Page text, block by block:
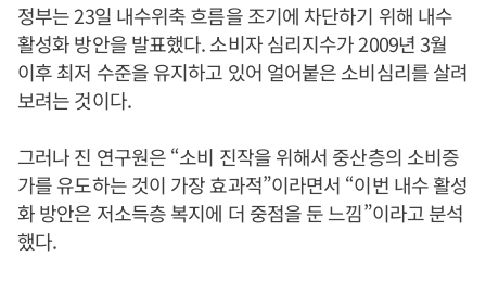
정부는 23일 내수위축 흐름을 조기에 차단하기 위해 내수
활성화 방안을 발표했다. 소비자 심리지수가 2009년 3월
이후 최저 수준을 유지하고 있어 얼어붙은 소비심리를 살려
보려는 것이다.
그러나 진 연구원은 “소비 진작을 위해서 중산층의 소비증
가를 유도하는 것이 가장 효과적”이라면서 “이번 내수 활성
화 방안은 저소득층 복지에 더 중점을 둔 느낌”이라고 분석
했다.